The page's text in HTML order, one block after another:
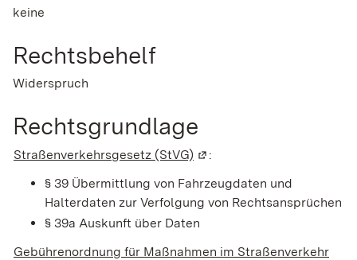
keine
Rechtsbehelf
Widerspruch
Rechtsgrundlage
Straßenverkehrsgesetz (StVG) (Wird in einem neuen
:
§ 39 Übermittlung von Fahrzeugdaten und
Halterdaten zur Verfolgung von Rechtsansprüchen
§ 39a Auskunft über Daten
Gebührenordnung für Maßnahmen im Straßenverkehr